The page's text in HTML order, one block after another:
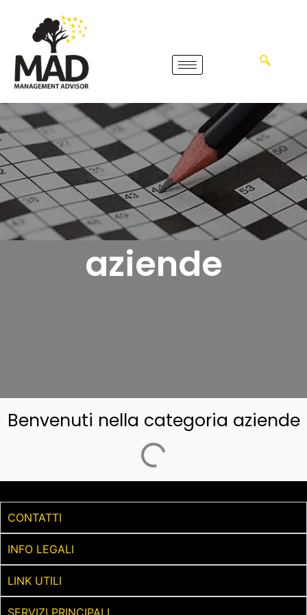
aziende
Benvenuti nella categoria aziende
CONTATTI
INFO LEGALI
LINK UTILI
SERVIZI PRINCIPALI